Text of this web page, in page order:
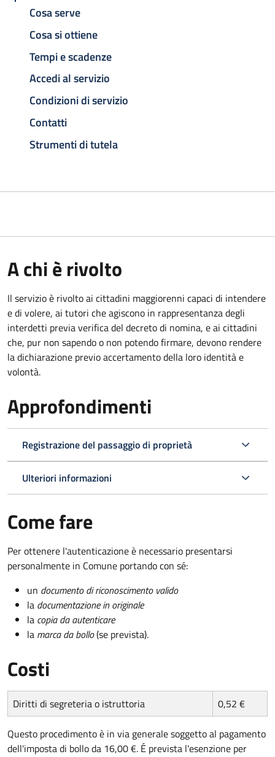
Cosa serve
Cosa si ottiene
Tempi e scadenze
Accedi al servizio
Condizioni di servizio
Contatti
Strumenti di tutela
A chi è rivolto
Il servizio è rivolto ai cittadini maggiorenni capaci di intendere
e di volere, ai tutori che agiscono in rappresentanza degli
interdetti previa verifica del decreto di nomina, e ai cittadini
che, pur non sapendo o non potendo firmare, devono rendere
la dichiarazione previo accertamento della loro identità e
volontà.
Approfondimenti
Registrazione del passaggio di proprietà
Ulteriori informazioni
Come fare
Per ottenere l'autenticazione è necessario presentarsi
personalmente in Comune portando con sé:
un documento di riconoscimento valido
la documentazione in originale
la copia da autenticare
la marca da bollo(se prevista).
Costi
Diritti di segreteria o istruttoria 0,52 €
Questo procedimento è in via generale soggetto al pagamento
dell'imposta di bollo da 16,00 €. É prevista l'esenzione per